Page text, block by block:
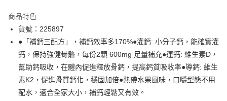
LINE Pay
Apple Pay
街口支付
悠遊付
商品特色
貨號：225897
●「補鈣三配方」，補鈣效率多170%●灌鈣: 小分子鈣，能確實灌
鈣，保持強健骨骼，每份2顆 600mg 足量補充●運鈣: 維生素D，
幫助鈣吸收，在體內促進釋放骨鈣，提高鈣質吸收率●導鈣: 維生
素K2，促進骨質鈣化，穩固加倍●熱帶水果風味，口嚼型態不用
配水，適合全家大小，補鈣輕鬆又有效。